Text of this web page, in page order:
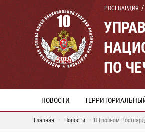
РОСГВАРДИЯ
ПО
НОВОСТИ
Главная Новости В Грозном